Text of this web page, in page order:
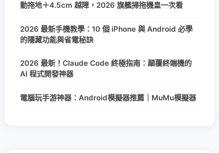
動拖地＋4.5cm 越障，2026 旗艦掃拖機皇一次看
2026 最新手機教學：10 個 iPhone 與 Android 必學
的隱藏功能與省電秘訣
2026 最新！Claude Code 終極指南：顛覆終端機的
AI 程式開發神器
電腦玩手游神器：Android模擬器推薦｜MuMu模擬器